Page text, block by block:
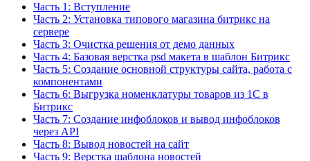
Часть 1: Вступление
Часть 2: Установка типового магазина битрикс на
сервере
Часть 3: Очистка решения от демо данных
Часть 4: Базовая верстка psd макета в шаблон Битрикс
Часть 5: Создание основной структуры сайта, работа с
компонентами
Часть 6: Выгрузка номенклатуры товаров из 1С в
Битрикс
Часть 7: Создание инфоблоков и вывод инфоблоков
через API
Часть 8: Вывод новостей на сайт
Часть 9: Верстка шаблона новостей